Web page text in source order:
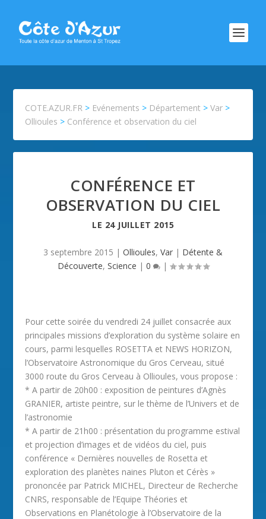
COTE.AZUR.FR > Evénements > Département >Var >
Ollioules > Conférence et observation du ciel
CONFÉRENCE ET
OBSERVATION DU CIEL
LE 24 JUILLET 2015
3 septembre 2015 | Ollioules, Var | Détente &
Découverte, Science | 0 |
Pour cette soirée du vendredi 24 juillet consacrée aux
principales missions d’exploration du système solaire en
cours, parmi lesquelles ROSETTA et NEWS HORIZON,
l’Observatoire Astronomique du Gros Cerveau, situé
3000 route du Gros Cerveau à Ollioules, vous propose :
* A partir de 20h00 : exposition de peintures d’Agnès
GRANIER, artiste peintre, sur le thème de l’Univers et de
l’astronomie
* A partir de 21h00 : présentation du programme estival
et projection d’images et de vidéos du ciel, puis
conférence « Dernières nouvelles de Rosetta et
exploration des planètes naines Pluton et Cérès »
prononcée par Patrick MICHEL, Directeur de Recherche
CNRS, responsable de l’Equipe Théories et
Observations en Planétologie à l’Observatoire de la